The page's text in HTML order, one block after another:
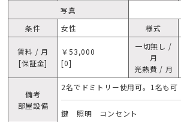
写真
条件
女性 様式
賃料 / 月
[保証金]
￥53,000
[0]
一切無し /
月
光熱費 / 月
備考
部屋設備
2名でドミトリー使用可。1名も可
鍵 照明 コンセント